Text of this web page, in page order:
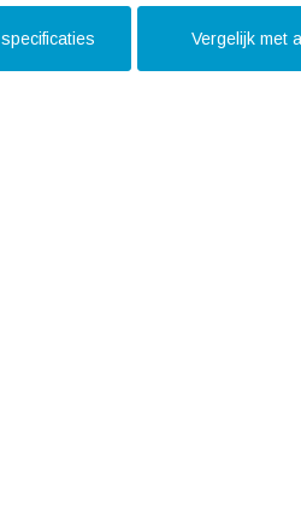
netwerk door je hele huis kunt
hebt, zonder dat je je zorgen
Vergelijk met